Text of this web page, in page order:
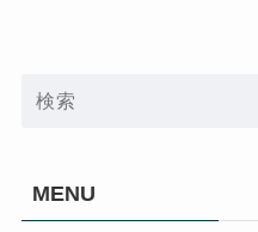
MENU